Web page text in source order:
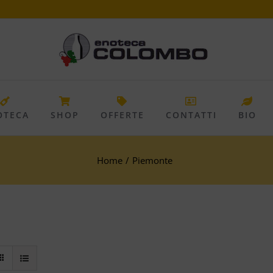
SHOP OFFERTE CONTATTI BIO
Home / Piemonte